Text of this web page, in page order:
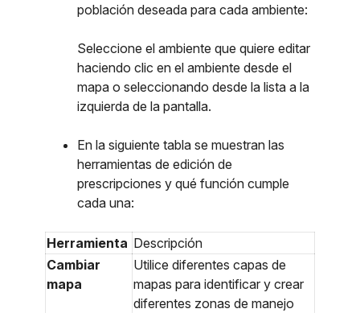
población deseada para cada ambiente:
Seleccione el ambiente que quiere editar
haciendo clic en el ambiente desde el
mapa o seleccionando desde la lista a la
izquierda de la pantalla.
En la siguiente tabla se muestran las
herramientas de edición de
prescripciones y qué función cumple
cada una:
Herramienta Descripción
Cambiar
mapa
Utilice diferentes capas de
mapas para identificar y crear
diferentes zonas de manejo